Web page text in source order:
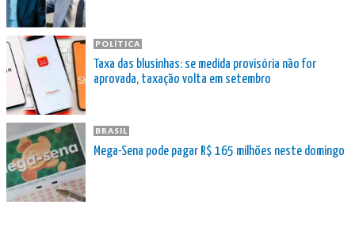
POLÍTICA
Taxa das blusinhas: se medida provisória não for
aprovada, taxação volta em setembro
BRASIL
Mega-Sena pode pagar R$ 165 milhões neste domingo